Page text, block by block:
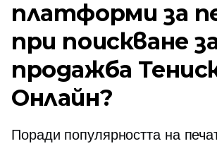
платформи за
при поискване
продажба
Онлайн?
Поради популярността на